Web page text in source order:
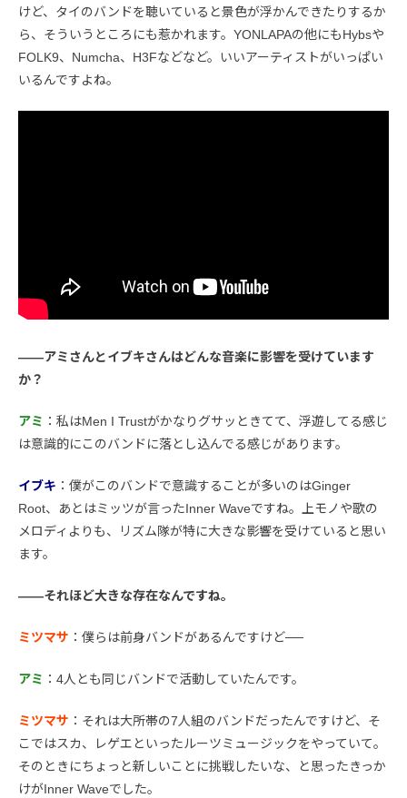
けど、タイのバンドを聴いていると景色が浮かんできたりするか
ら、そういうところにも惹かれます。YONLAPAの他にもHybsや
FOLK9、Numcha、H3Fなどなど。いいアーティストがいっぱい
いるんですよね。
――アミさんとイブキさんはどんな音楽に影響を受けています
か？
アミ ：私はMen I Trustがかなりグサッときてて、浮遊してる感じ
は意識的にこのバンドに落とし込んでる感じがあります。
イブキ ：僕がこのバンドで意識することが多いのはGinger
Root、あとはミッツが言ったInner Waveですね。上モノや歌の
メロディよりも、リズム隊が特に大きな影響を受けていると思い
ます。
――それほど大きな存在なんですね。
ミツマサ ：僕らは前身バンドがあるんですけど──
アミ ：4人とも同じバンドで活動していたんです。
ミツマサ ：それは大所帯の7人組のバンドだったんですけど、そ
こではスカ、レゲエといったルーツミュージックをやっていて。
そのときにちょっと新しいことに挑戦したいな、と思ったきっか
けがInner Waveでした。